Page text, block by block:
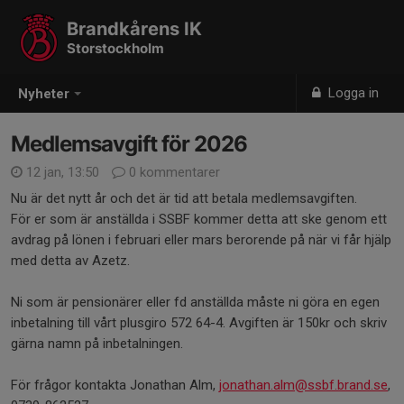
Nyheter Logga in
Brandkårens IK
Storstockholm
Medlemsavgift för 2026
12 jan, 13:50
0 kommentarer
Nu är det nytt år och det är tid att betala medlemsavgiften.
För er som är anställda i SSBF kommer detta att ske genom ett
avdrag på lönen i februari eller mars berorende på när vi får hjälp
med detta av Azetz.
Ni som är pensionärer eller fd anställda måste ni göra en egen
inbetalning till vårt plusgiro 572 64-4. Avgiften är 150kr och skriv
gärna namn på inbetalningen.
För frågor kontakta Jonathan Alm, jonathan.alm@ssbf.brand.se,